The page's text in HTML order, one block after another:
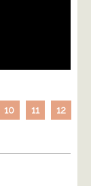
10 11 12